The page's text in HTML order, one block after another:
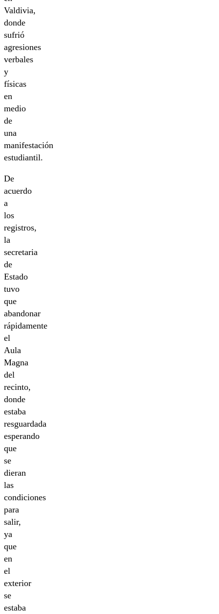
Valdivia,
donde
sufrió
agresiones
verbales
y
físicas
en
medio
de
una
manifestación
estudiantil.
De
acuerdo
a
los
registros,
la
secretaria
de
Estado
tuvo
que
abandonar
rápidamente
el
Aula
Magna
del
recinto,
donde
estaba
resguardada
esperando
que
se
dieran
las
condiciones
para
salir,
ya
que
en
el
exterior
se
estaba